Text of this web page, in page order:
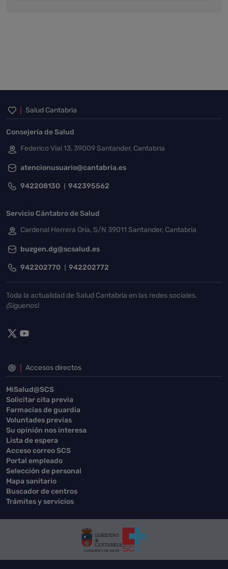
Inicio del pie de página
Salud Cantabria
Consejería de Salud
Federico Vial 13, 39009 Santander, Cantabria
atencionusuario@cantabria.es
942208130 942395562
Servicio Cántabro de Salud
Cardenal Herrera Oria, S/N 39011 Santander, Cantabria
buzgen.dg@scsalud.es
942202770 942202772
Toda la actualidad de Salud Cantabria en las redes sociales.
¡Síguenos!
Accesos directos
MiSalud@SCS
Solicitar cita previa
Farmacias de guardia
Voluntades previas
Su opinión nos interesa
Lista de espera
Acceso correo SCS
Portal empleado
Selección de personal
Mapa sanitario
Buscador de centros
Trámites y servicios